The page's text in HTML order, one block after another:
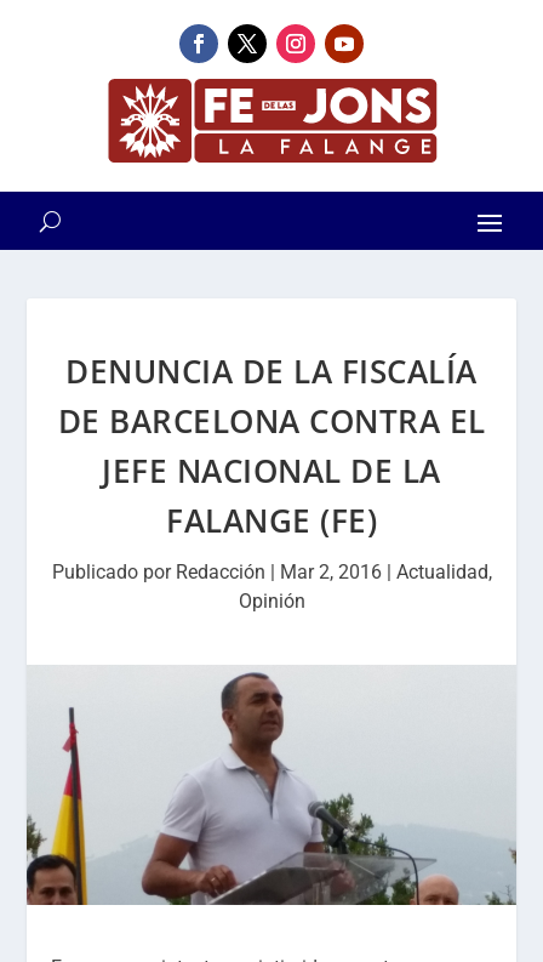
DENUNCIA DE LA FISCALÍA
DE BARCELONA CONTRA EL
JEFE NACIONAL DE LA
FALANGE (FE)
Publicado por Redacción | Mar 2, 2016| Actualidad,
Opinión